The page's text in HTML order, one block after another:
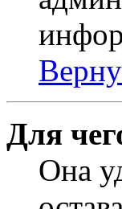
Для
Она